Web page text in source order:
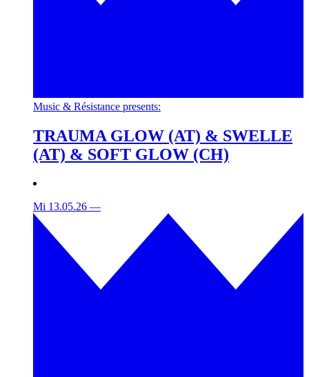
Music & Résistance presents:
TRAUMA GLOW (AT) & SWELLE
(AT) & SOFT GLOW (CH)
Mi 13.05.26 —